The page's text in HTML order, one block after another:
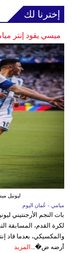
إخترنا لك
ميسي يقود إنتر
ليونيل
ميامي - عُمان اليوم
بات النجم الأرجنتيني
لكرة القدم، المسابقة
أرضه ض�... المزيد